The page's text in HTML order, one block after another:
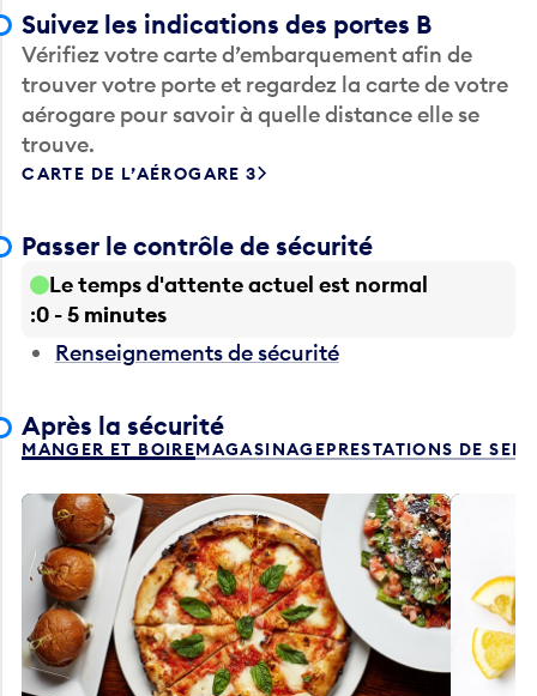
Suivez les indications des portes B
Vérifiez votre carte d’embarquement afin de
trouver votre porte et regardez la carte de votre
aérogare pour savoir à quelle distance elle se
trouve.
CARTE DE L’AÉROGARE 3
Passer le contrôle de sécurité
Le temps d'attente actuel est normal
0 - 5 minutes
Renseignements de sécurité
Après la sécurité
MANGER ET BOIREMAGASINAGEPRESTATIONS DE